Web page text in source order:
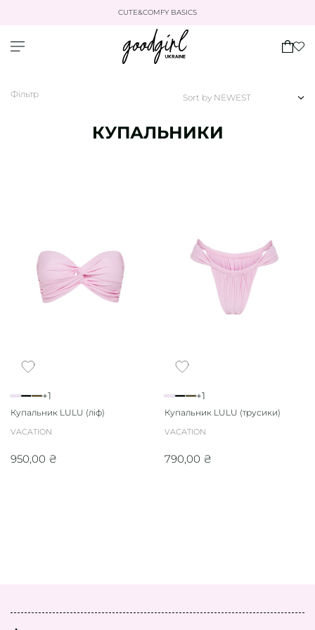
CUTE&COMFY BASICS
Фільтр Sort by
КУПАЛЬНИКИ
+1
Купальник LULU (ліф)
VACATION
950,00 ₴
+1
Купальник LULU (трусики)
VACATION
790,00 ₴